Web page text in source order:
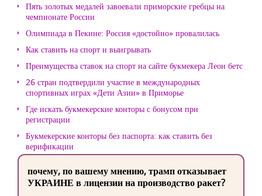
Пять золотых медалей завоевали приморские гребцы на
чемпионате России
Олимпиада в Пекине: Россия «достойно» провалилась
Как ставить на спорт и выигрывать
Преимущества ставок на спорт на сайте букмекера Леон бетс
26 стран подтвердили участие в международных
спортивных играх «Дети Азии» в Приморье
Где искать букмекерские конторы с бонусом при
регистрации
Букмекерские конторы без паспорта: как ставить без
верификации
почему, по вашему мнению, трамп отказывает
УКРАИНЕ в лицензии на производство ракет?